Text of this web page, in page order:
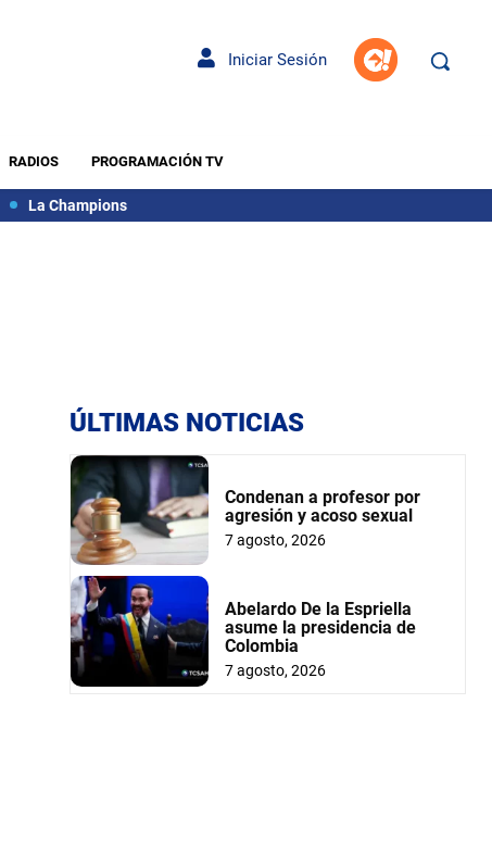
Iniciar Sesión
RADIOS PROGRAMACIÓN TV
La Champions
ÚLTIMAS NOTICIAS
Condenan a profesor por
agresión y acoso sexual
7 agosto, 2026
Abelardo De la Espriella
asume la presidencia de
Colombia
7 agosto, 2026